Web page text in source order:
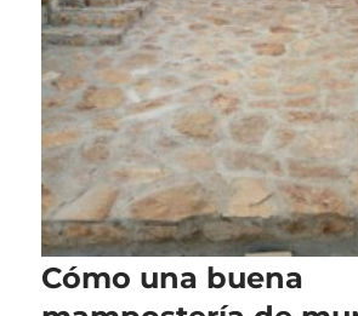
Cómo una buena